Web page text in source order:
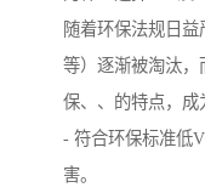
随着环保法规日
等）逐渐被淘汰，
保、、的特点，成
- 符合环保标准低
害。